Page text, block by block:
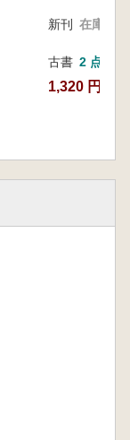
新刊 在庫なし
古書 2 点
1,320 円~